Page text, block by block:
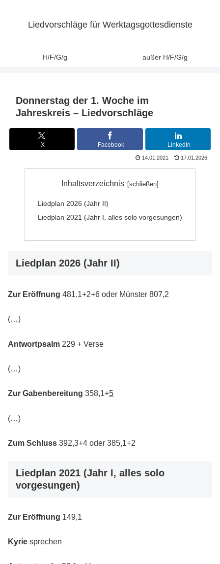
Liedvorschläge für Werktagsgottesdienste
H/F/G/g außer H/F/G/g
Donnerstag der 1. Woche im
Jahreskreis – Liedvorschläge
X Facebook LinkedIn
14.01.2021 17.01.2026
Inhaltsverzeichnis
Liedplan 2026 (Jahr II)
Liedplan 2021 (Jahr I, alles solo vorgesungen)
Liedplan 2026 (Jahr II)
Zur Eröffnung 481,1+2+6 oder Münster 807,2
(…)
Antwortpsalm 229 + Verse
(…)
Zur Gabenbereitung 358,1+5
(…)
Zum Schluss 392,3+4 oder 385,1+2
Liedplan 2021 (Jahr I, alles solo
vorgesungen)
Zur Eröffnung 149,1
Kyrie sprechen